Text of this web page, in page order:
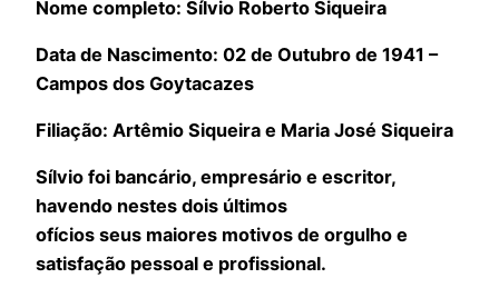
Nome completo: Sílvio Roberto Siqueira
Data de Nascimento: 02 de Outubro de 1941 –
Campos dos Goytacazes
Filiação: Artêmio Siqueira e Maria José Siqueira
Sílvio foi bancário, empresário e escritor,
havendo nestes dois últimos
ofícios seus maiores motivos de orgulho e
satisfação pessoal e profissional.